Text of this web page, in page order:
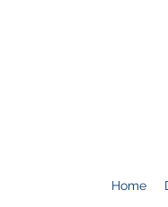
Home